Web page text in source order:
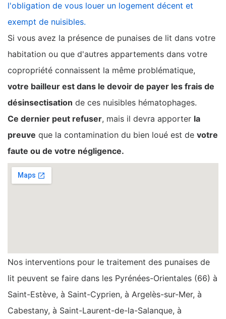
l'obligation de vous louer un logement décent et
exempt de nuisibles.
Si vous avez la présence de punaises de lit dans votre
habitation ou que d'autres appartements dans votre
copropriété connaissent la même problématique,
votre bailleur est dans le devoir de payer les frais de
désinsectisation de ces nuisibles hématophages.
Ce dernier peut refuser, mais il devra apporter la
preuve que la contamination du bien loué est de votre
faute ou de votre négligence.
Nos interventions pour le traitement des punaises de
lit peuvent se faire dans les Pyrénées-Orientales (66) à
Saint-Estève, à Saint-Cyprien, à Argelès-sur-Mer, à
Cabestany, à Saint-Laurent-de-la-Salanque, à